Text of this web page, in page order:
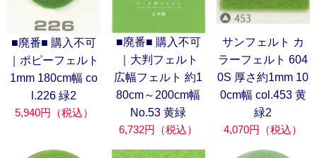
■廃番■ 購入不可
｜ポピーフェルト
1mm 180cm幅 co
l.226 緑2
5,940円（税込）
■廃番■ 購入不可
｜大判フェルト
広幅フェルト 約1
80cm～200cm幅
No.53 黄緑
6,732円（税込）
サンフェルト カ
ラーフェルト 604
0S 厚さ約1mm 10
0cm幅 col.453 黄
緑2
4,070円（税込）